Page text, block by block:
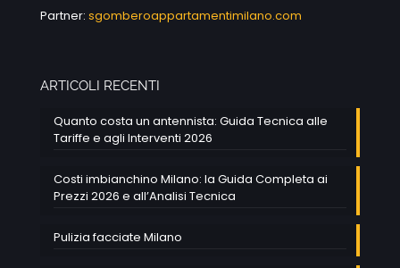
Partner: sgomberoappartamentimilano.com
ARTICOLI RECENTI
Quanto costa un antennista: Guida Tecnica alle
Tariffe e agli Interventi 2026
Costi imbianchino Milano: la Guida Completa ai
Prezzi 2026 e all’Analisi Tecnica
Pulizia facciate Milano